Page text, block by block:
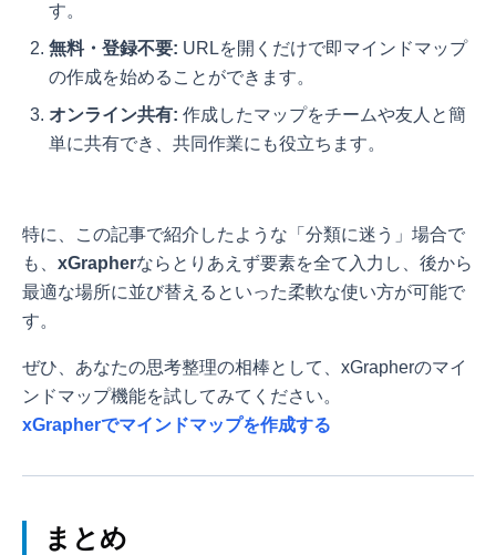
す。
無料・登録不要: URLを開くだけで即マインドマップ
の作成を始めることができます。
オンライン共有: 作成したマップをチームや友人と簡
単に共有でき、共同作業にも役立ちます。
特に、この記事で紹介したような「分類に迷う」場合で
も、 xGrapherならとりあえず要素を全て入力し、後から
最適な場所に並び替えるといった柔軟な使い方が可能で
す。
ぜひ、あなたの思考整理の相棒として、xGrapherのマイ
ンドマップ機能を試してみてください。
xGrapherでマインドマップを作成する
まとめ